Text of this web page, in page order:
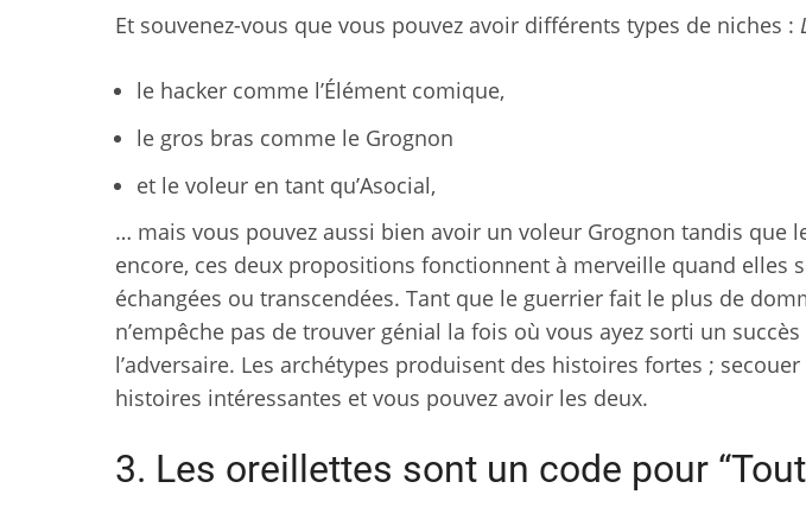
Et souvenez-vous que vous pouvez avoir différents types de niches :
le hacker comme l’Élément comique,
le gros bras comme le Grognon
et le voleur en tant qu’Asocial,
… mais vous pouvez aussi bien avoir un voleur Grognon tandis que
encore, ces deux propositions fonctionnent à merveille quand elles
échangées ou transcendées. Tant que le guerrier fait le plus de
n’empêche pas de trouver génial la fois où vous ayez sorti un
l’adversaire. Les archétypes produisent des histoires fortes ;
histoires intéressantes et vous pouvez avoir les deux.
3. Les oreillettes sont un code pour